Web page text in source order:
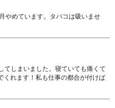
やめています。タバコは吸いませ
てしまいました。寝ていても痛くて
くれます！私も仕事の都合が付けば